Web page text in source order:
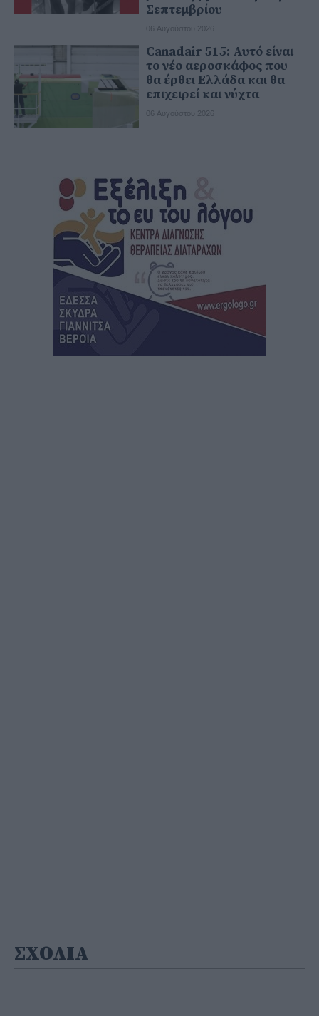
Σεπτεμβρίου
06 Αυγούστου 2026
Canadair 515: Αυτό είναι
το νέο αεροσκάφος που
θα έρθει Ελλάδα και θα
επιχειρεί και νύχτα
06 Αυγούστου 2026
ΣΧΟΛΙΑ